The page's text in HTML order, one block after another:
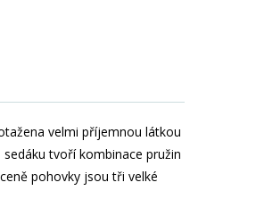
velmi příjemnou látkou
tvoří kombinace pružin
pohovky jsou tři velké